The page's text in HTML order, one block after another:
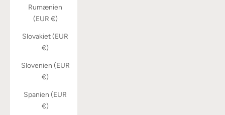
Rumænien
(EUR €)
Slovakiet (EUR
€)
Slovenien (EUR
€)
Spanien (EUR
€)